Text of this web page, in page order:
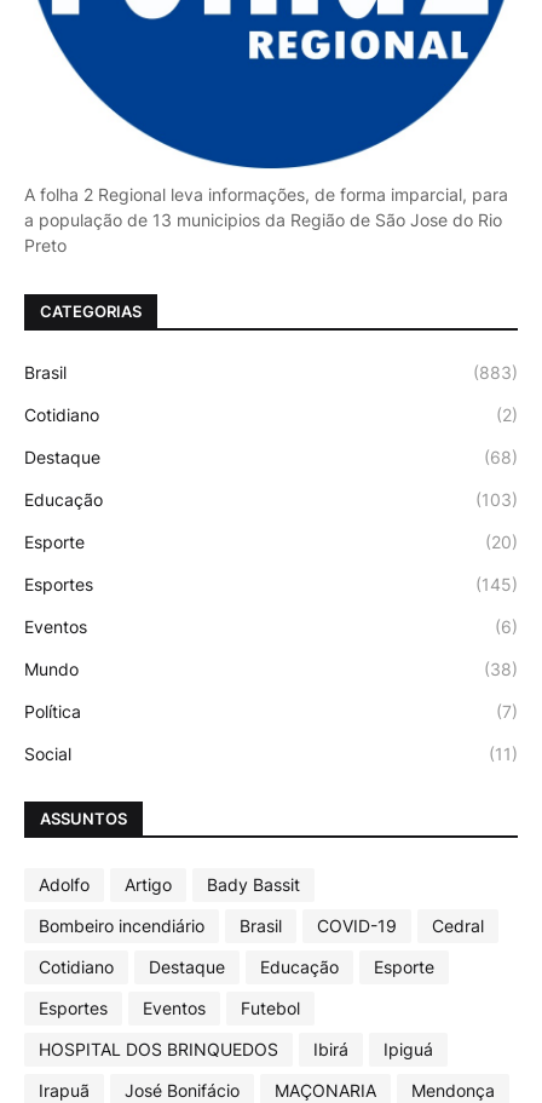
A folha 2 Regional leva informações, de forma imparcial, para
a população de 13 municipios da Região de São Jose do Rio
Preto
CATEGORIAS
Brasil (883)
Cotidiano (2)
Destaque (68)
Educação (103)
Esporte (20)
Esportes (145)
Eventos (6)
Mundo (38)
Política (7)
Social (11)
ASSUNTOS
Adolfo Artigo
Bady Bassit
Bombeiro incendiário
Brasil COVID-19
Cedral
Cotidiano
Destaque Educação
Esporte
Esportes
Eventos
Futebol
HOSPITAL DOS BRINQUEDOS
Ibirá
Ipiguá
Irapuã
José Bonifácio MAÇONARIA
Mendonça